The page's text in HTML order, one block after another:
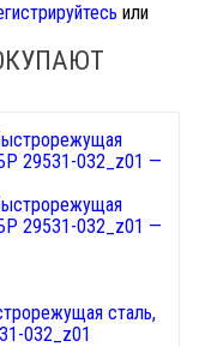
или
сталь,
032_z01